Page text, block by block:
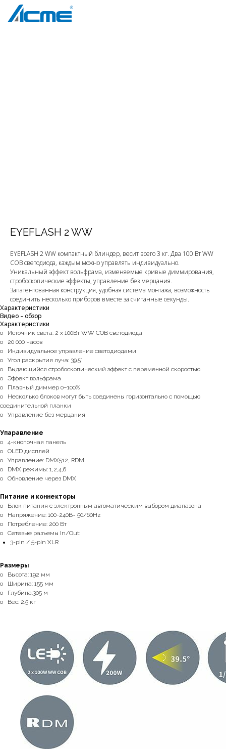
EYEFLASH 2 WW
EYEFLASH 2 WW компактный блиндер, весит всего 3 кг. Два 100 Вт WW
COB светодиода, каждым можно управлять индивидуально.
Уникальный эффект вольфрама, изменяемые кривые диммирования,
стробоскопические эффекты, управление без мерцания.
Запатентованная конструкция, удобная система монтажа, возможность
соединить несколько приборов вместе за считанные секунды.
Характеристики
Видео - обзор
Характеристики
o Источник света: 2 x 100Вт WW COB светодиода
o 20 000 часов
o Индивидуальное управление светодиодами
o Угол раскрытия луча: 39.5°
o Выдающийся стробоскопический эффект с переменной скоростью
o Эффект вольфрама
o Плавный диммер 0–100%
o Несколько блоков могут быть соединены горизонтально с помощью
соединительной планки
o Управление без мерцания
Упаравление
o 4-кнопочная панель
o OLED дисплей
o Управление: DMX512, RDM
o DMX режимы: 1,2,4,6
o Обновление через DMX
Питание и коннекторы
o Блок питания с электронным автоматическим выбором диапазона
o Напряжение: 100-240В~ 50/60Hz
o Потребление: 200 Вт
o Сетевые разъемы In/Out:
3-pin / 5-pin XLR
Размеры
o Высота: 192 мм
o Ширина: 155 мм
o Глубина:305 м
o Вес: 2.5 кг